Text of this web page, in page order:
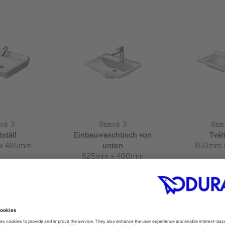
3
485mm
Starck 3
Einbauwaschtisch von
unten
525mm x 400mm
850mm